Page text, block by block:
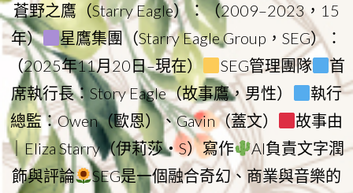
蒼野之鷹（Starry Eagle）：（2009–2023，15
年）
星鷹集團（Starry Eagle Group，SEG）：
（2025年11月20日–現在）
SEG管理團隊
首
席執行長：Story Eagle（故事鷹，男性）
執行
總監：Owen（歐恩）、Gavin（蓋文）
故事由
｜Eliza Starry（伊莉莎・S）寫作
AI負責文字潤
飾與評論
SEG是一個融合奇幻、商業與音樂的